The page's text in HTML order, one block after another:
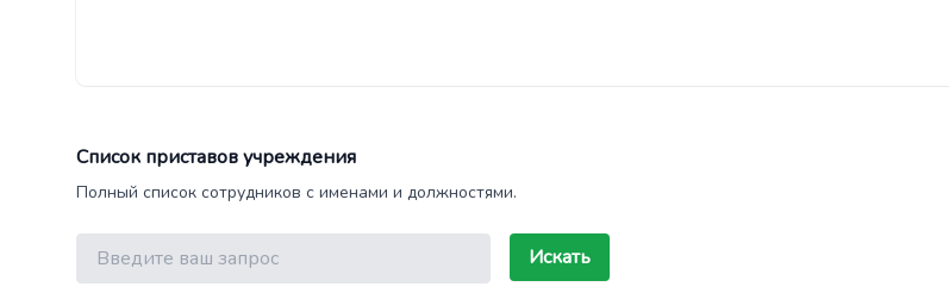
Список приставов учреждения
Полный список сотрудников с именами и должностями.
Поиск Искать